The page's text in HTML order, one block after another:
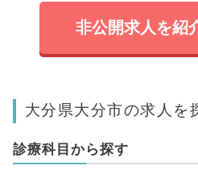
非公開求人を紹
大分県大分市の求人を
診療科目から探す